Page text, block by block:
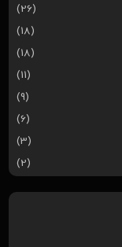
(26)
(18)
(18)
(11)
(9)
(6)
(3)
(2)